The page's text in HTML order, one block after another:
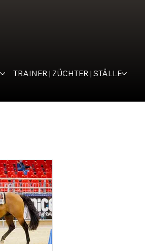
TRAINER | ZÜCHTER | STÄLLE